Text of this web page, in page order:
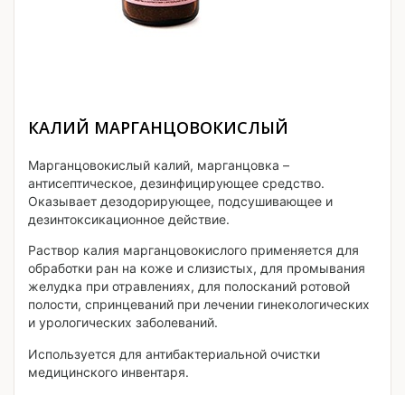
КАЛИЙ МАРГАНЦОВОКИСЛЫЙ
Марганцовокислый калий, марганцовка –
антисептическое, дезинфицирующее средство.
Оказывает дезодорирующее, подсушивающее и
дезинтоксикационное действие.
Раствор калия марганцовокислого применяется для
обработки ран на коже и слизистых, для промывания
желудка при отравлениях, для полосканий ротовой
полости, спринцеваний при лечении гинекологических
и урологических заболеваний.
Используется для антибактериальной очистки
медицинского инвентаря.